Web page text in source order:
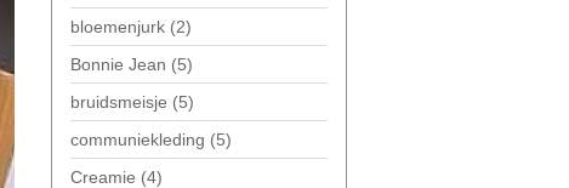
bloemenjurk (2)
Bonnie Jean (5)
bruidsmeisje (5)
communiekleding (5)
Creamie (4)